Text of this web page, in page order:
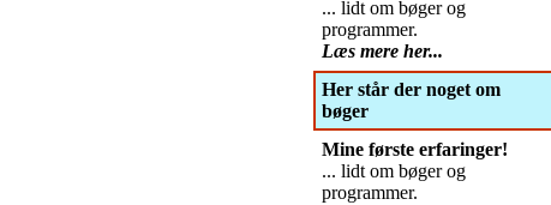
... lidt om bøger og
programmer.
Læs mere her...
Her står der noget om
bøger
Mine første erfaringer!
... lidt om bøger og
programmer.